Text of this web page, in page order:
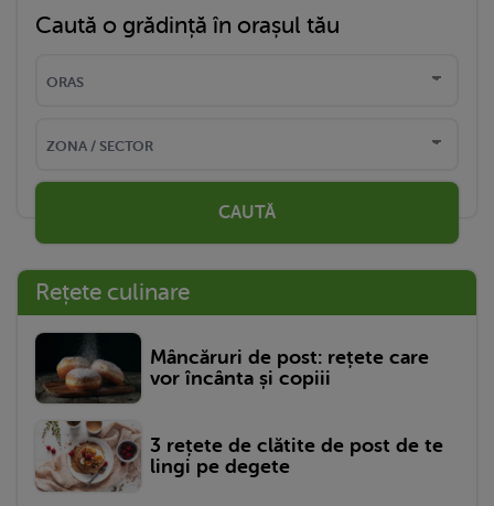
Caută o grădință în orașul tău
CAUTĂ
Rețete culinare
Mâncăruri de post: rețete care
vor încânta și copiii
3 rețete de clătite de post de te
lingi pe degete